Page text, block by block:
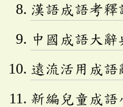
漢語成語考釋
中國成語大辭
遠流活用成語
新編兒童成語